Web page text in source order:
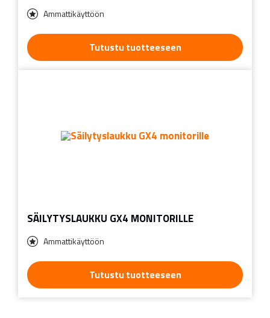
Ammattikäyttöön
Tutustu tuotteeseen
SÄILYTYSLAUKKU GX4 MONITORILLE
Ammattikäyttöön
Tutustu tuotteeseen